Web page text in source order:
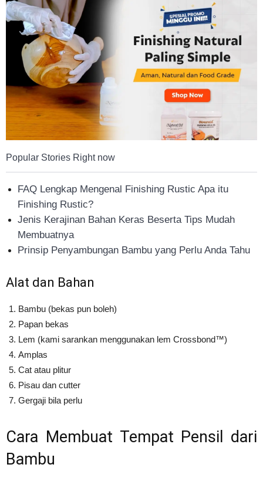
Popular Stories Right now
FAQ Lengkap Mengenal Finishing Rustic Apa itu
Finishing Rustic?
Jenis Kerajinan Bahan Keras Beserta Tips Mudah
Membuatnya
Prinsip Penyambungan Bambu yang Perlu Anda Tahu
Alat dan Bahan
Bambu (bekas pun boleh)
Papan bekas
Lem (kami sarankan menggunakan lem Crossbond™)
Amplas
Cat atau plitur
Pisau dan cutter
Gergaji bila perlu
Cara Membuat Tempat Pensil dari
Bambu